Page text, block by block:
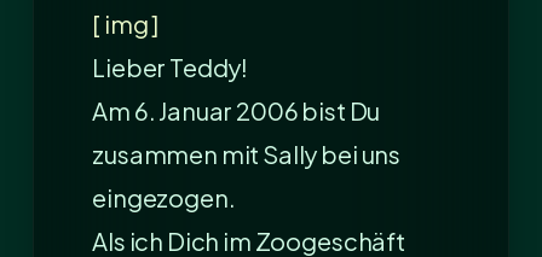
[ img ]
Lieber Teddy!
Am 6. Januar 2006 bist Du
zusammen mit Sally bei uns
eingezogen.
Als ich Dich im Zoogeschäft